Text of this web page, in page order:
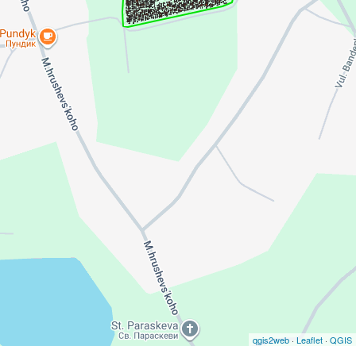
qgis2web · Leaflet · QGIS